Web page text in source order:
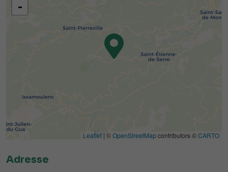
-
Leaflet | ©OpenStreetMap contributors ©CARTO
Adresse